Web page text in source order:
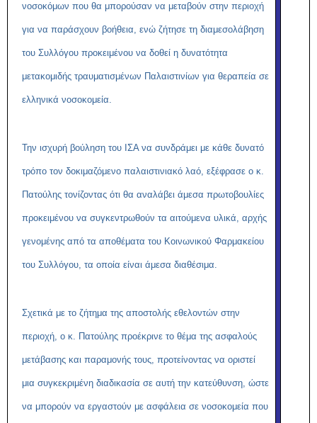
νοσοκόμων που θα μπορούσαν να μεταβούν στην περιοχή
για να παράσχουν βοήθεια, ενώ ζήτησε τη διαμεσολάβηση
του Συλλόγου προκειμένου να δοθεί η δυνατότητα
μετακομιδής τραυματισμένων Παλαιστινίων για θεραπεία σε
ελληνικά νοσοκομεία.
Την ισχυρή βούληση του ΙΣΑ να συνδράμει με κάθε δυνατό
τρόπο τον δοκιμαζόμενο παλαιστινιακό λαό, εξέφρασε ο κ.
Πατούλης τονίζοντας ότι θα αναλάβει άμεσα πρωτοβουλίες
προκειμένου να συγκεντρωθούν τα αιτούμενα υλικά, αρχής
γενομένης από τα αποθέματα του Κοινωνικού Φαρμακείου
του Συλλόγου, τα οποία είναι άμεσα διαθέσιμα.
Σχετικά με το ζήτημα της αποστολής εθελοντών στην
περιοχή, ο κ. Πατούλης προέκρινε το θέμα της ασφαλούς
μετάβασης και παραμονής τους, προτείνοντας να οριστεί
μια συγκεκριμένη διαδικασία σε αυτή την κατεύθυνση, ώστε
να μπορούν να εργαστούν με ασφάλεια σε νοσοκομεία που